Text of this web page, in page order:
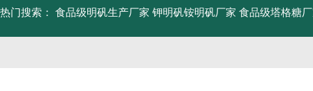
热门搜索： 食品级明矾生产厂家 钾明矾铵明矾厂家 食品级塔格糖